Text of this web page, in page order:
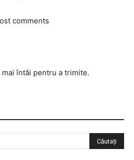
comments
mai întâi pentru a trimite.